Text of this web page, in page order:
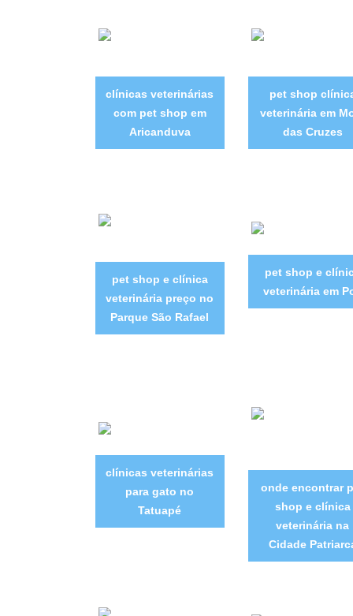
clínicas veterinárias
com pet shop em
Aricanduva
pet shop
veterinária em
das Cruzes
pet shop e clínica
veterinária preço no
Parque São Rafael
pet shop e
veterinária em
clínicas veterinárias
para gato no
Tatuapé
onde encontrar
shop e clínica
veterinária na
Cidade